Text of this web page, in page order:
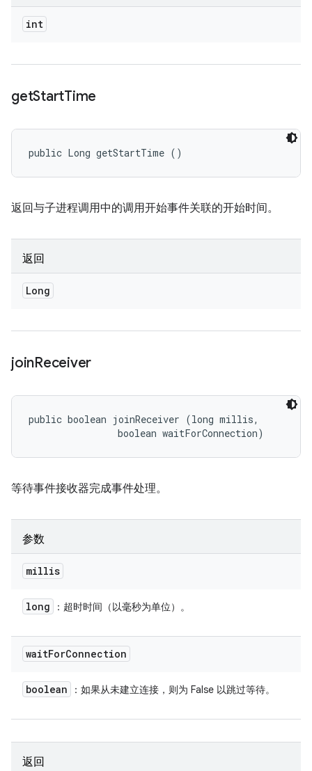
int
getStartTime
public Long getStartTime ()
返回与子进程调用中的调用开始事件关联的开始时间。
返回
Long
joinReceiver
public boolean joinReceiver (long millis,
                boolean waitForConnection)
等待事件接收器完成事件处理。
参数
millis
long ：超时时间（以毫秒为单位）。
waitForConnection
boolean ：如果从未建立连接，则为 False 以跳过等待。
返回